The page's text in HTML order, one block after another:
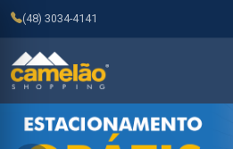
(48) 3034-4141